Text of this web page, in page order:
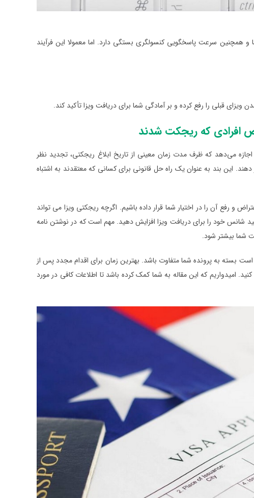
همچنین سرعت پاسخگویی کنسولگری بستگی دارد. اما معمولا این فرآیند
قبلی را رفع کرده و بر آمادگی شما برای دریافت ویزا تأکید کند.
است، اجازه می‌دهد که ظرف مدت زمان معینی از تاریخ ابلاغ ریجکتی، تجدید نظر
این بند به عنوان یک راه حل قانونی برای کسانی که معتقدند به اشتباه
و رفع آن را در اختیار شما قرار داده باشیم. اگرچه ریجکتی ویزا می تواند
شانس خود را برای دریافت ویزا افزایش دهید. مهم است که در نوشتن نامه
شما بیشتر شود.
بسته به پرونده شما متفاوت باشد. بهترین زمان برای اقدام مجدد پس از
امیدواریم که این مقاله به شما کمک کرده باشد تا اطلاعات کافی در مورد